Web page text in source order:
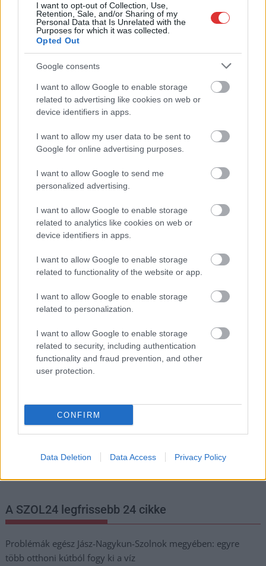
I want to opt-out of Collection, Use,
Retention, Sale, and/or Sharing of my
Personal Data that Is Unrelated with the
Purposes for which it was collected.
Opted Out
Google consents
I want to allow Google to enable storage
related to advertising like cookies on web or
device identifiers in apps.
I want to allow my user data to be sent to
Google for online advertising purposes.
I want to allow Google to send me
personalized advertising.
I want to allow Google to enable storage
related to analytics like cookies on web or
device identifiers in apps.
I want to allow Google to enable storage
related to functionality of the website or app.
I want to allow Google to enable storage
related to personalization.
I want to allow Google to enable storage
related to security, including authentication
functionality and fraud prevention, and other
user protection.
CONFIRM
Data Deletion Data Access Privacy Policy
2026.08.06. Kiss Lajos
Csendélet 5.0: alig balesetveszélyes lépcső és
remek állapotban levő buszmegálló mutatja, hogy
Szolnok mennyire élhető város
Ha csak ezeket a képeket látnánk, azt gondolnánk, hogy az
egyik leglepusztultabb balkáni vidéken járunk, de...
Hírlevél feliratkozás
Adja meg keresztnevét:
meg e-mail címét:
legfrissebb információkkal és exkluzív tartalmakkal hétről hétre
A SZOL24 legfrissebb 24 cikke
Problémák egész Jász-Nagykun-Szolnok megyében: egyre
több otthoni kútból fogy ki a víz